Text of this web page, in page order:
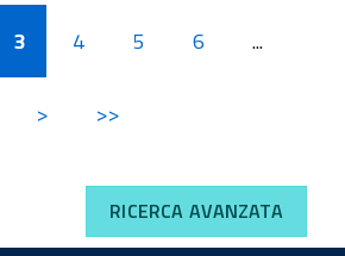
3 4 5 6 ...
> >>
RICERCA AVANZATA